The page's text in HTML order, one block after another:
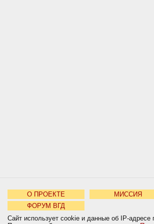
О ПРОЕКТЕ МИССИЯ
ФОРУМ ВГД
Сайт использует cookie и данные об IP-